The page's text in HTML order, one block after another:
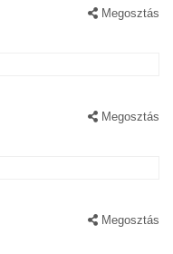
Megosztás
Megosztás
Megosztás